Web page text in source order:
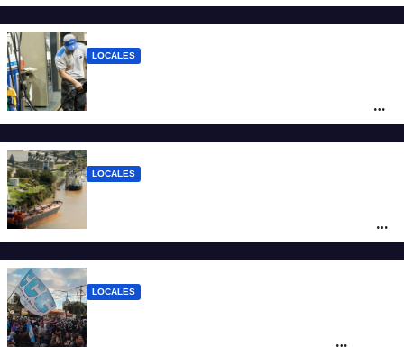
Santa Fe
LOCALES
ciudad de Santa Fe: la nafta súper superó
los $2.100 y llenar el tanque cuesta más
LOCALES
posicionar los puertos del sur de Santa Fe
como salida para las exportaciones
LOCALES